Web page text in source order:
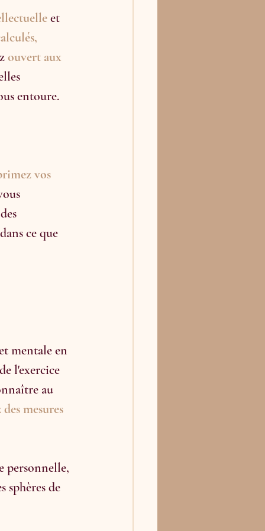
et
ouvert aux
entoure.
vos
ce que
mentale en
l'exercice
au
mesures
personnelle,
sphères de